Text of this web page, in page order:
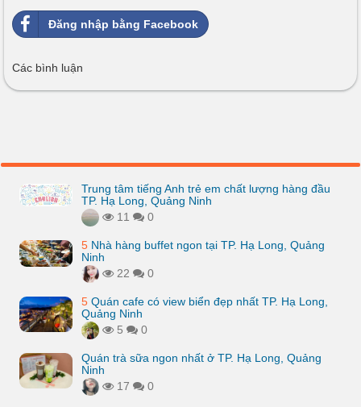
Đăng nhập bằng Facebook
Các bình luận
Trung tâm tiếng Anh trẻ em chất lượng hàng đầu
TP. Hạ Long, Quảng Ninh
11
0
5 Nhà hàng buffet ngon tại TP. Hạ Long, Quảng
Ninh
22
0
5 Quán cafe có view biển đẹp nhất TP. Hạ Long,
Quảng Ninh
5
0
Quán trà sữa ngon nhất ở TP. Hạ Long, Quảng
Ninh
17
0